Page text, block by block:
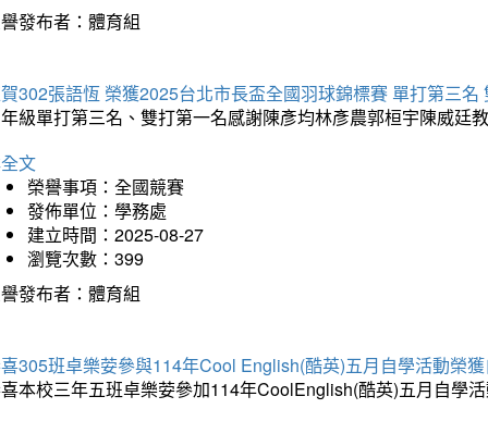
發布者：體育組
302張語恆 榮獲2025台北市長盃全國羽球錦標賽 單打第三名
級單打第三名、雙打第一名感謝陳彥均林彥農郭桓宇陳威廷
文
榮譽事項：全國競賽
發佈單位：學務處
建立時間：2025-08-27
瀏覽次數：399
發布者：體育組
305班卓樂荌參與114年Cool English(酷英)五月自學活動榮
本校三年五班卓樂荌參加114年CoolEnglish(酷英)五月自學